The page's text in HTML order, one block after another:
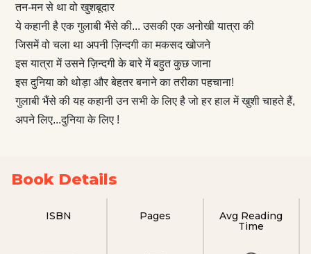
तन-मन से था वो खुशबूदार
ये कहानी है एक गुलाबी भैंसे की... उसकी एक अनोखी यात्रा की
जिसमें वो चला था अपनी ज़िन्दगी का मकसद खोजने
इस यात्रा में उसने ज़िन्दगी के बारे में बहुत कुछ जाना
इस दुनिया को थोड़ा और बेहतर बनाने का तरीका पहचाना!
गुलाबी भैंसे की यह कहानी उन सभी के लिए है जो हर हाल में खुशी चाहते हैं,
अपने लिए...दुनिया के लिए !
Book Details
ISBN Pages
Avg Reading
Time